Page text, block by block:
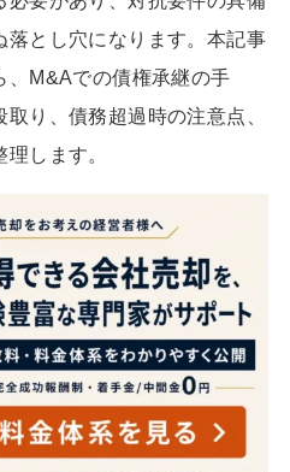
落とし穴になります。本記事
、M&Aでの債権承継の手
り、債務超過時の注意点、
します。